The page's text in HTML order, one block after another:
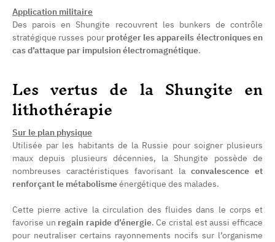
Application militaire
Des parois en Shungite recouvrent les bunkers de contrôle
stratégique russes pour protéger les appareils électroniques en
cas d’attaque par impulsion électromagnétique.
Les vertus de la Shungite en
lithothérapie
Sur le plan physique
Utilisée par les habitants de la Russie pour soigner plusieurs
maux depuis plusieurs décennies, la Shungite possède de
nombreuses caractéristiques favorisant la convalescence et
renforçant le métabolismeénergétique des malades.
Cette pierre active la circulation des fluides dans le corps et
favorise un regain rapide d’énergie. Ce cristal est aussi efficace
pour neutraliser certains rayonnements nocifs sur l’organisme